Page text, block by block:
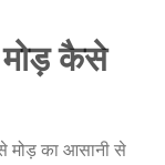
मोड़ कैसे
मोड़ का आसानी से